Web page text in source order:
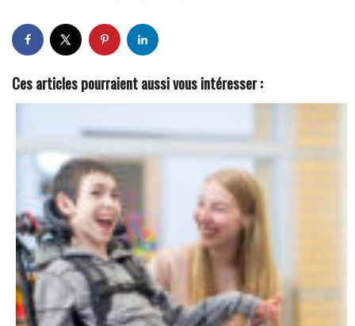
Ces articles pourraient aussi vous intéresser :